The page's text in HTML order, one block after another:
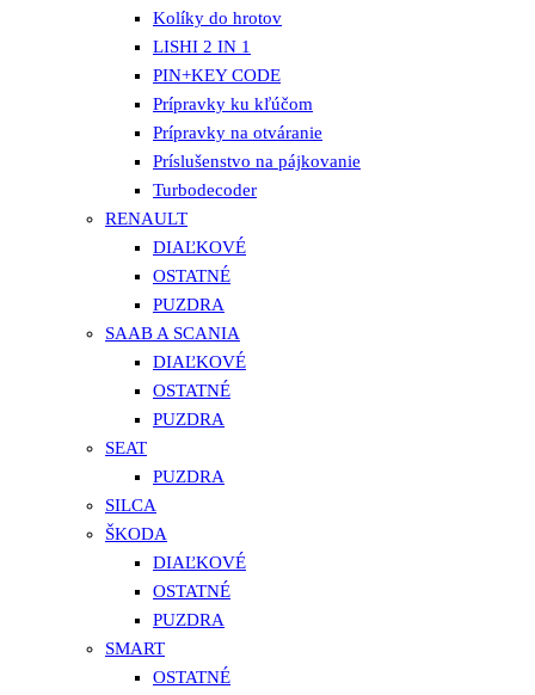
Kolíky do hrotov
LISHI 2 IN 1
PIN+KEY CODE
Prípravky ku kľúčom
Prípravky na otváranie
Príslušenstvo na pájkovanie
Turbodecoder
RENAULT
DIAĽKOVÉ
OSTATNÉ
PUZDRA
SAAB A SCANIA
DIAĽKOVÉ
OSTATNÉ
PUZDRA
SEAT
PUZDRA
SILCA
ŠKODA
DIAĽKOVÉ
OSTATNÉ
PUZDRA
SMART
OSTATNÉ